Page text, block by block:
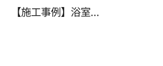
【施工事例】浴室...